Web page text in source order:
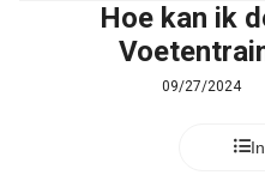
Hoe kan ik
09/27/2024